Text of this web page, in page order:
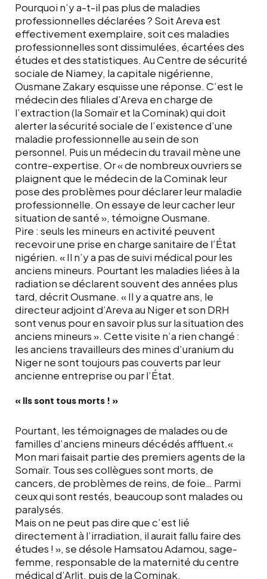
Pourquoi n’y a-t-il pas plus de maladies
professionnelles déclarées ? Soit Areva est
effectivement exemplaire, soit ces maladies
professionnelles sont dissimulées, écartées des
études et des statistiques. Au Centre de sécurité
sociale de Niamey, la capitale nigérienne,
Ousmane Zakary esquisse une réponse. C’est le
médecin des filiales d’Areva en charge de
l’extraction (la Somaïr et la Cominak) qui doit
alerter la sécurité sociale de l’existence d’une
maladie professionnelle au sein de son
personnel. Puis un médecin du travail mène une
contre-expertise. Or « de nombreux ouvriers se
plaignent que le médecin de la Cominak leur
pose des problèmes pour déclarer leur maladie
professionnelle. On essaye de leur cacher leur
situation de santé », témoigne Ousmane.
Pire : seuls les mineurs en activité peuvent
recevoir une prise en charge sanitaire de l’État
nigérien. « Il n’y a pas de suivi médical pour les
anciens mineurs. Pourtant les maladies liées à la
radiation se déclarent souvent des années plus
tard, décrit Ousmane. « Il y a quatre ans, le
directeur adjoint d’Areva au Niger et son DRH
sont venus pour en savoir plus sur la situation des
anciens mineurs ». Cette visite n’a rien changé :
les anciens travailleurs des mines d’uranium du
Niger ne sont toujours pas couverts par leur
ancienne entreprise ou par l’État.
« Ils sont tous morts ! »
Pourtant, les témoignages de malades ou de
familles d’anciens mineurs décédés affluent.«
Mon mari faisait partie des premiers agents de la
Somaïr. Tous ses collègues sont morts, de
cancers, de problèmes de reins, de foie… Parmi
ceux qui sont restés, beaucoup sont malades ou
paralysés.
Mais on ne peut pas dire que c’est lié
directement à l’irradiation, il aurait fallu faire des
études ! », se désole Hamsatou Adamou, sage-
femme, responsable de la maternité du centre
médical d’Arlit, puis de la Cominak.